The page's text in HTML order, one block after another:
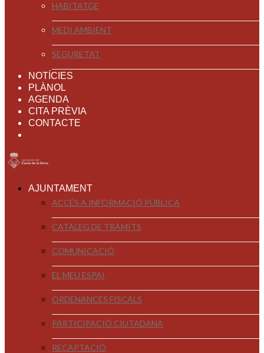
HABITATGE
MEDI AMBIENT
SEGURETAT
NOTÍCIES
PLÀNOL
AGENDA
CITA PRÈVIA
CONTACTE
AJUNTAMENT
ACCÉS A INFORMACIÓ PÚBLICA
CATÀLEG DE TRÀMITS
COMUNICACIÓ
EL MEU ESPAI
ORDENANCES FISCALS
PARTICIPACIÓ CIUTADANA
RECAPTACIÓ